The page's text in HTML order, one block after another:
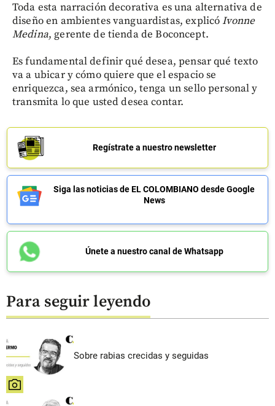
Toda esta narración decorativa es una alternativa de
diseño en ambientes vanguardistas, explicóIvonne
Medina, gerente de tienda de Boconcept.
Es fundamental definir qué desea, pensar qué texto
va a ubicar y cómo quiere que el espacio se
enriquezca, sea armónico, tenga un sello personal y
transmita lo que usted desea contar.
Regístrate a nuestro newsletter
Siga las noticias de EL COLOMBIANO desde Google
News
Únete a nuestro canal de Whatsapp
Para seguir leyendo
Sobre rabias crecidas y seguidas
share